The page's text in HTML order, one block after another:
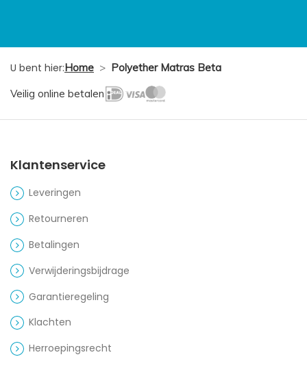
U bent hier:Home > Polyether Matras Beta
Veilig online betalen
Klantenservice
Leveringen
Retourneren
Betalingen
Verwijderingsbijdrage
Garantieregeling
Klachten
Herroepingsrecht